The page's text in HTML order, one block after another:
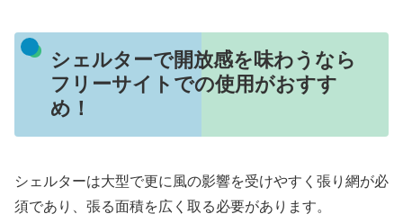
シェルターで開放感を味わうなら
フリーサイトでの使用がおすす
め！
シェルターは大型で更に風の影響を受けやすく張り網が必
須であり、張る面積を広く取る必要があります。